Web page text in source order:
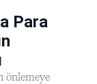
Para
önlemeye